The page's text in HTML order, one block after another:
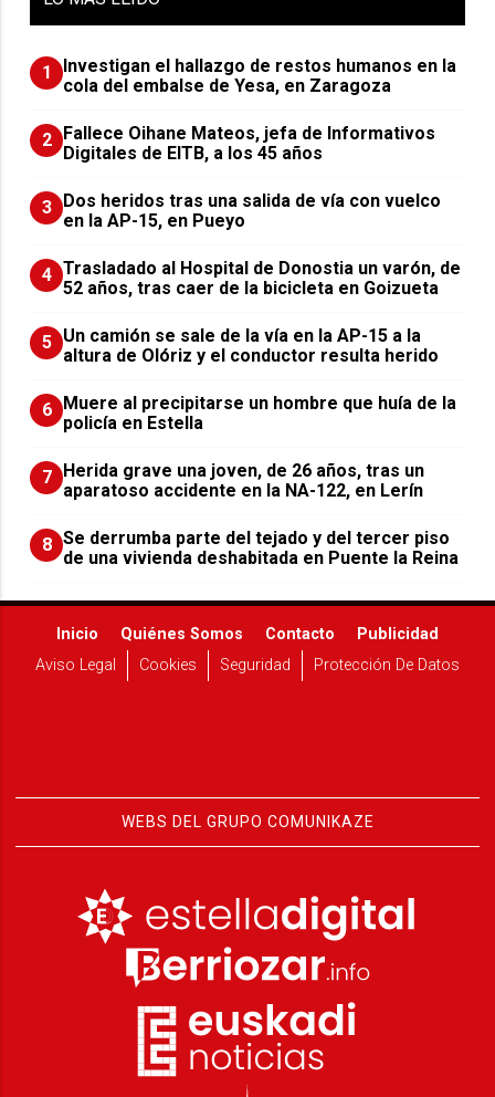
1
Investigan el hallazgo de restos humanos en la
cola del embalse de Yesa, en Zaragoza
2 Fallece Oihane Mateos, jefa de Informativos
Digitales de EITB, a los 45 años
3 Dos heridos tras una salida de vía con vuelco
en la AP-15, en Pueyo
4 Trasladado al Hospital de Donostia un varón, de
52 años, tras caer de la bicicleta en Goizueta
5 Un camión se sale de la vía en la AP-15 a la
altura de Olóriz y el conductor resulta herido
6 Muere al precipitarse un hombre que huía de la
policía en Estella
7 Herida grave una joven, de 26 años, tras un
aparatoso accidente en la NA-122, en Lerín
8 Se derrumba parte del tejado y del tercer piso
de una vivienda deshabitada en Puente la Reina
Inicio Quiénes Somos Contacto
Publicidad
Aviso Legal
Cookies Seguridad Protección De Datos
WEBS DEL GRUPO COMUNIKAZE